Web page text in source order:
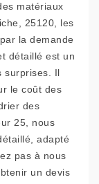
matériaux
25120, les
la demande
détaillé est un
surprises. Il
le coût des
des
25, nous
adapté
pas à nous
un devis